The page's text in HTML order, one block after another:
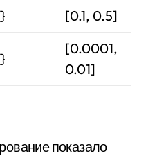
[0.1, 0.5]
[0.0001,
0.01]
показало